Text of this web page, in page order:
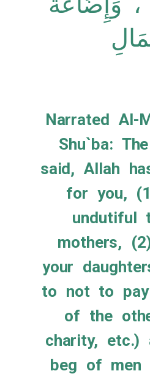
Narrated Al-
Shu`ba:
said, Allah
for you,
undutiful
mothers,
your
to not to
of the
charity,
beg of men